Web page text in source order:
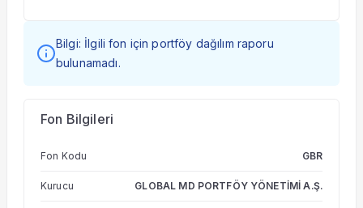
Bilgi: İlgili fon için portföy dağılım raporu
bulunamadı.
Fon Bilgileri
Fon Kodu GBR
Kurucu GLOBAL MD PORTFÖY YÖNETİMİ A.Ş.